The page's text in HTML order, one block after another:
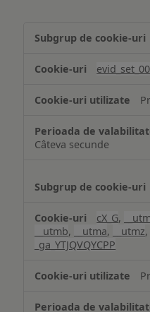
Câteva secunde
cX_G,
__utmb, __utma, __utmz,
_ga_YTJQVQYCPP